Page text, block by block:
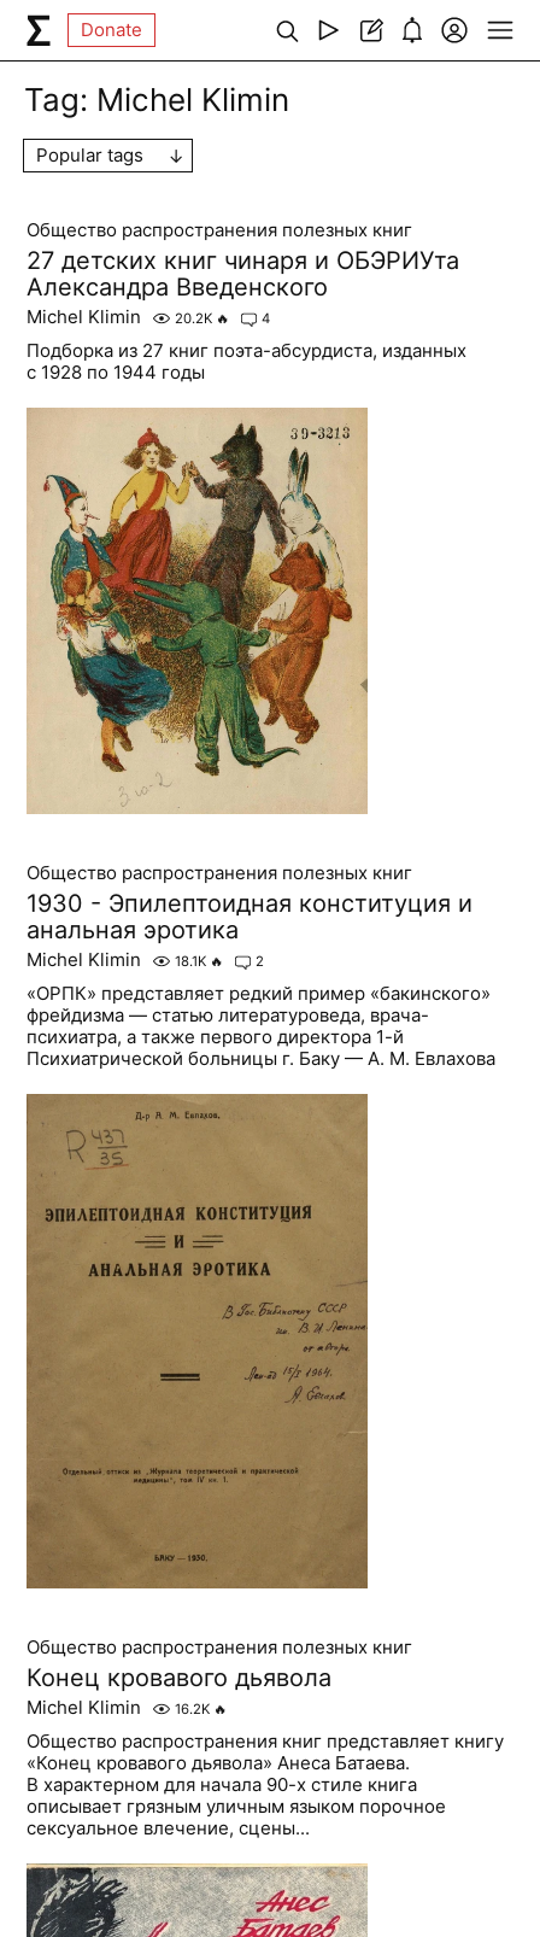
Donate
Tag: Michel Klimin
Popular tags
Общество распространения полезных книг
27 детских книг чинаря и ОБЭРИУта
Александра Введенского
Michel Klimin 20.2K 🔥 4
Подборка из 27 книг поэта-абсурдиста, изданных
с 1928 по 1944 годы
Общество распространения полезных книг
1930 - Эпилептоидная конституция и
анальная эротика
Michel Klimin 18.1K 🔥 2
«ОРПК» представляет редкий пример «бакинского»
фрейдизма — статью литературоведа, врача-
психиатра, а также первого директора 1-й
Психиатрической больницы г. Баку — А. М. Евлахова
Общество распространения полезных книг
Конец кровавого дьявола
Michel Klimin 16.2K 🔥
Общество распространения книг представляет книгу
«Конец кровавого дьявола» Анеса Батаева.
В характерном для начала 90-х стиле книга
описывает грязным уличным языком порочное
сексуальное влечение, сцены...